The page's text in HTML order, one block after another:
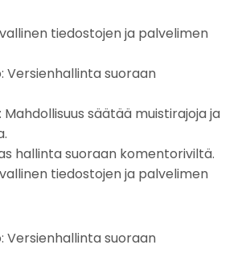
tiedostojen ja palvelimen
suoraan
Mahdollisuus säätää muistirajoja ja
hallinta suoraan komentoriviltä.
tiedostojen ja palvelimen
suoraan